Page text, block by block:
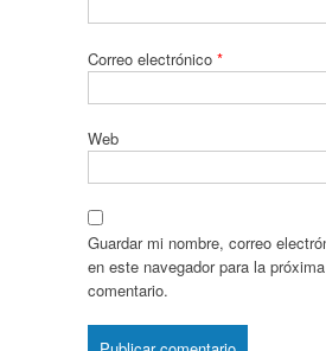
Correo electrónico *
Web
Guardar mi nombre, correo
en este navegador para la
comentario.